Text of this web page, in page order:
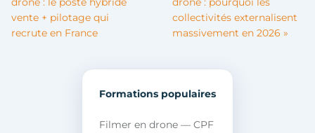
vente + pilotage qui
recrute en France
collectivités externalisent
massivement en 2026 »
Formations populaires
Filmer en drone — CPF